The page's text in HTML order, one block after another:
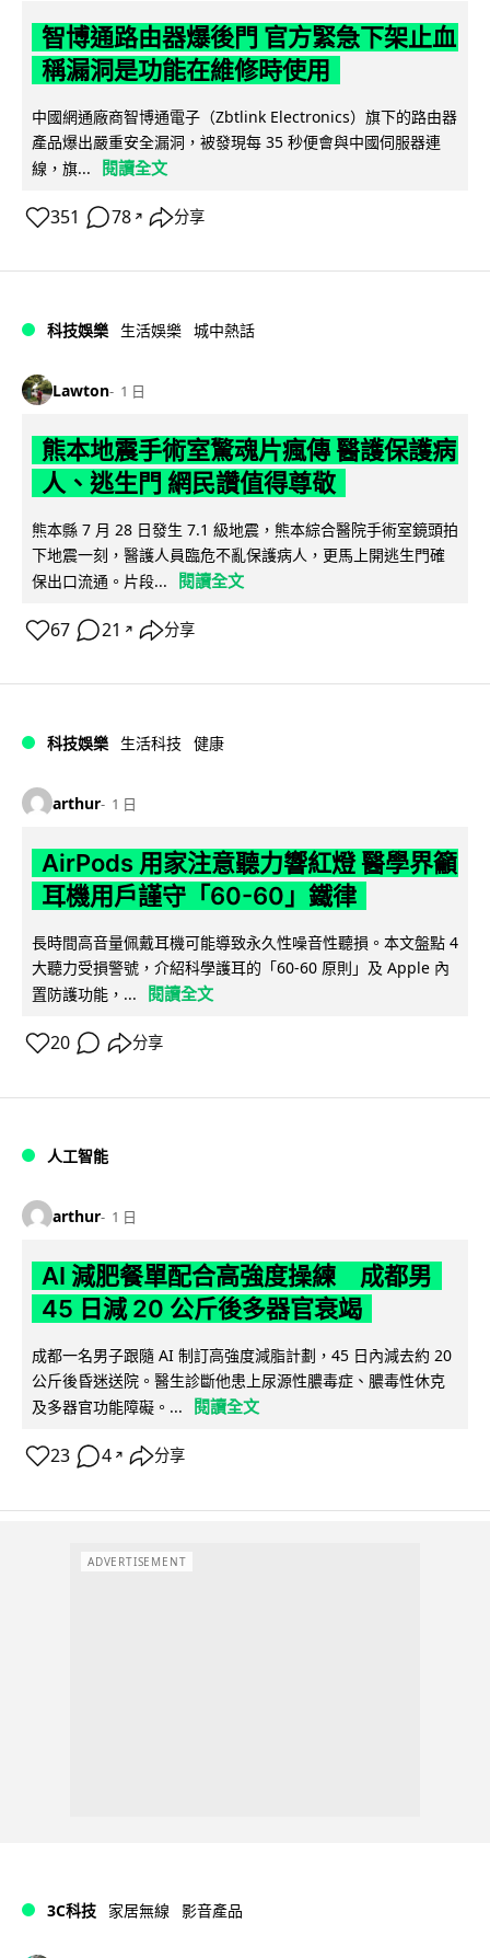
智博通路由器爆後門 官方緊急下架止血
稱漏洞是功能在維修時使用
中國網通廠商智博通電子（Zbtlink Electronics）旗下的路由器
產品爆出嚴重安全漏洞，被發現每 35 秒便會與中國伺服器連
線，旗...
閱讀全文
351 78 ↗ 分享
科技娛樂 生活娛樂 城中熱話
Lawton 1 日
熊本地震手術室驚魂片瘋傳 醫護保護病
人、逃生門 網民讚值得尊敬
熊本縣 7 月 28 日發生 7.1 級地震，熊本綜合醫院手術室鏡頭拍
下地震一刻，醫護人員臨危不亂保護病人，更馬上開逃生門確
保出口流通。片段...
閱讀全文
67 21 ↗ 分享
科技娛樂 生活科技 健康
arthur 1 日
AirPods 用家注意聽力響紅燈 醫學界籲
耳機用戶謹守「60-60」鐵律
長時間高音量佩戴耳機可能導致永久性噪音性聽損。本文盤點 4
大聽力受損警號，介紹科學護耳的「60-60 原則」及 Apple 內
置防護功能，...
閱讀全文
20 分享
人工智能
arthur 1 日
AI 減肥餐單配合高強度操練 成都男
45 日減 20 公斤後多器官衰竭
成都一名男子跟隨 AI 制訂高強度減脂計劃，45 日內減去約 20
公斤後昏迷送院。醫生診斷他患上尿源性膿毒症、膿毒性休克
及多器官功能障礙。...
閱讀全文
23 4 ↗ 分享
ADVERTISEMENT
3C科技 家居無線 影音產品